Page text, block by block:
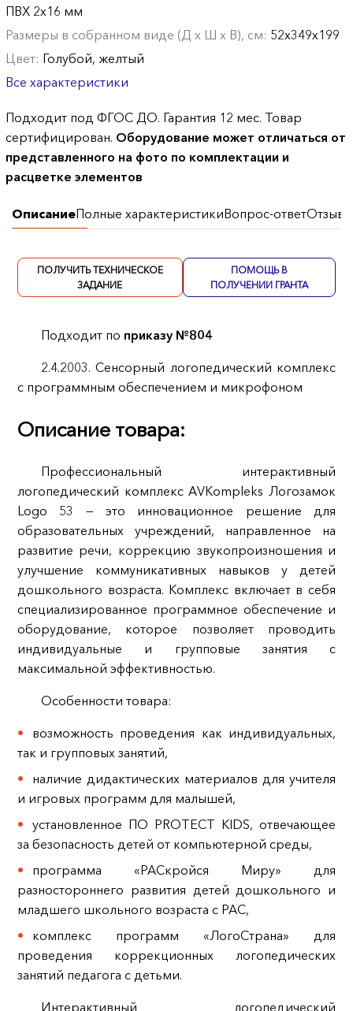
ПВХ 2х16 мм
Размеры в собранном виде (Д х Ш х В), см: 52х349х199
Цвет: Голубой, желтый
Все характеристики
Подходит под ФГОС ДО. Гарантия 12 мес. Товар
сертифицирован. Оборудование может отличаться от
представленного на фото по комплектации и
расцветке элементов
ОписаниеПолные характеристикиВопрос-ответОтзывы
ПОЛУЧИТЬ ТЕХНИЧЕСКОЕ
ЗАДАНИЕ
ПОМОЩЬ В
ПОЛУЧЕНИИ ГРАНТА
Подходит по приказу №804
2.4.2003. Сенсорный логопедический комплекс
с программным обеспечением и микрофоном
Описание товара:
Профессиональный интерактивный
логопедический комплекс AVKompleks Логозамок
Logo 53 — это инновационное решение для
образовательных учреждений, направленное на
развитие речи, коррекцию звукопроизношения и
улучшение коммуникативных навыков у детей
дошкольного возраста. Комплекс включает в себя
специализированное программное обеспечение и
оборудование, которое позволяет проводить
индивидуальные и групповые занятия с
максимальной эффективностью.
Особенности товара:
возможность проведения как индивидуальных,
так и групповых занятий,
наличие дидактических материалов для учителя
и игровых программ для малышей,
установленное ПО PROTECT KIDS, отвечающее
за безопасность детей от компьютерной среды,
программа «РАСкройся Миру» для
разностороннего развития детей дошкольного и
младшего школьного возраста с РАС,
комплекс программ «ЛогоСтрана» для
проведения коррекционных логопедических
занятий педагога с детьми.
Интерактивный логопедический